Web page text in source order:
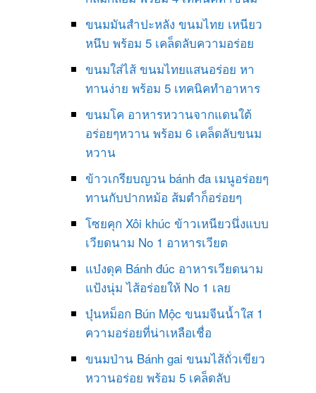
ขนมมันสำปะหลัง ขนมไทย เหนียว
หนึบ พร้อม 5 เคล็ดลับความอร่อย
ขนมใส่ไส้ ขนมไทยแสนอร่อย หา
ทานง่าย พร้อม 5 เทคนิคทำอาหาร
ขนมโค อาหารหวานจากแดนใต้
อร่อยๆหวาน พร้อม 6 เคล็ดลับขนม
หวาน
ข้าวเกรียบญวน bánh đa เมนูอร่อยๆ
ทานกับปากหม้อ ส้มตำก็อร่อยๆ
โซยคุก Xôi khúc ข้าวเหนียวนึ่งแบบ
เวียดนาม No 1 อาหารเวียต
แบ๋งดุค Bánh đúc อาหารเวียดนาม
แป้งนุ่ม ไส้อร่อยให้ No 1 เลย
บุ๋นหม็อก Bún Mộc ขนมจีนน้ำใส 1
ความอร่อยที่น่าเหลือเชื่อ
ขนมป่าน Bánh gai ขนมไส้ถั่วเขียว
หวานอร่อย พร้อม 5 เคล็ดลับ